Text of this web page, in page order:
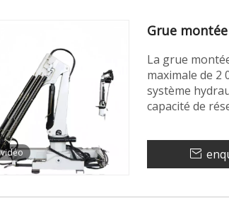
vidéo
Grue
La grue
maximale de 2
système
capacité de